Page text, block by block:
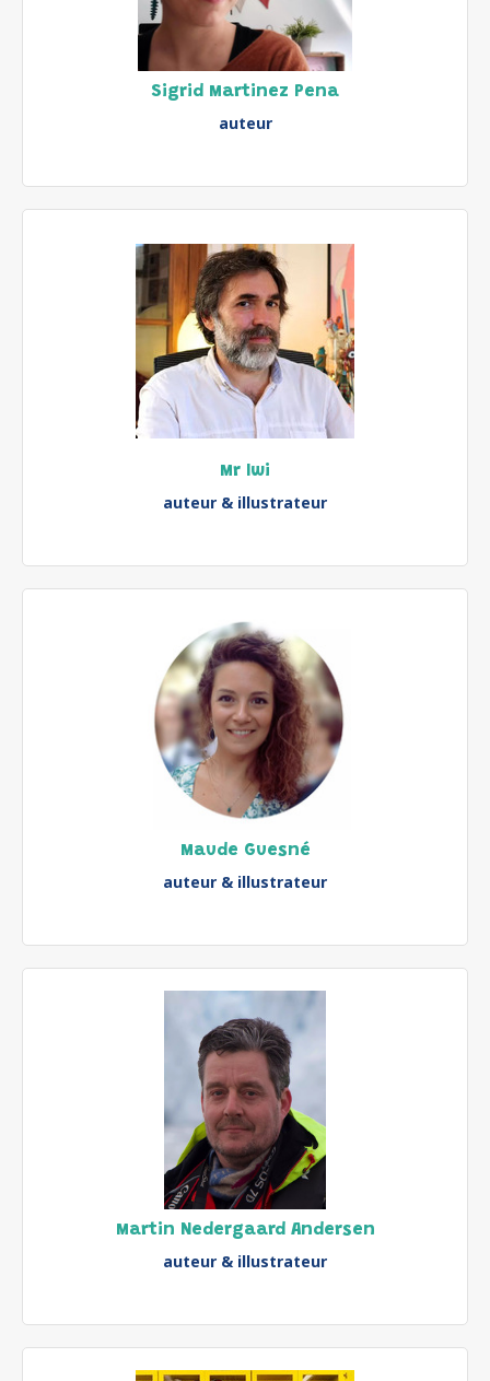
Sigrid Martinez Pena
auteur
Mr Iwi
auteur & illustrateur
Maude Guesné
auteur & illustrateur
Martin Nedergaard Andersen
auteur & illustrateur